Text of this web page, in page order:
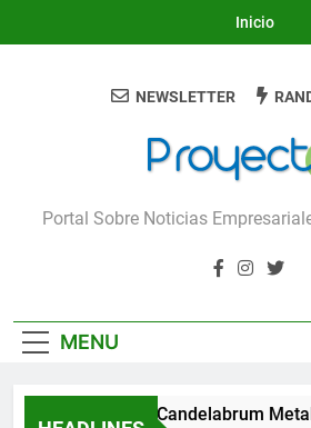
Inicio
Proyecta
Portal Sobre Noticias
NEWSLETTER
MENU
Candelabrum